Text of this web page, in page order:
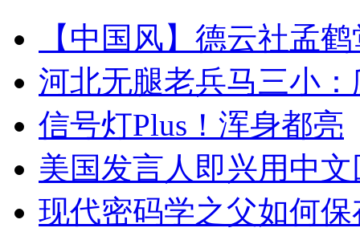
【中国风】德云社孟
河北无腿老兵马三小
信号灯Plus！浑身都亮
美国发言人即兴用中
现代密码学之父如何